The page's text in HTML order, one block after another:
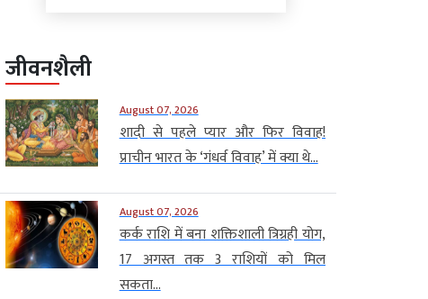
जीवनशैली
August 07, 2026
शादी से पहले प्यार और फिर विवाह!
प्राचीन भारत के ‘गंधर्व विवाह’ में क्या थे...
August 07, 2026
कर्क राशि में बना शक्तिशाली त्रिग्रही योग,
17 अगस्त तक 3 राशियों को मिल
सकता...